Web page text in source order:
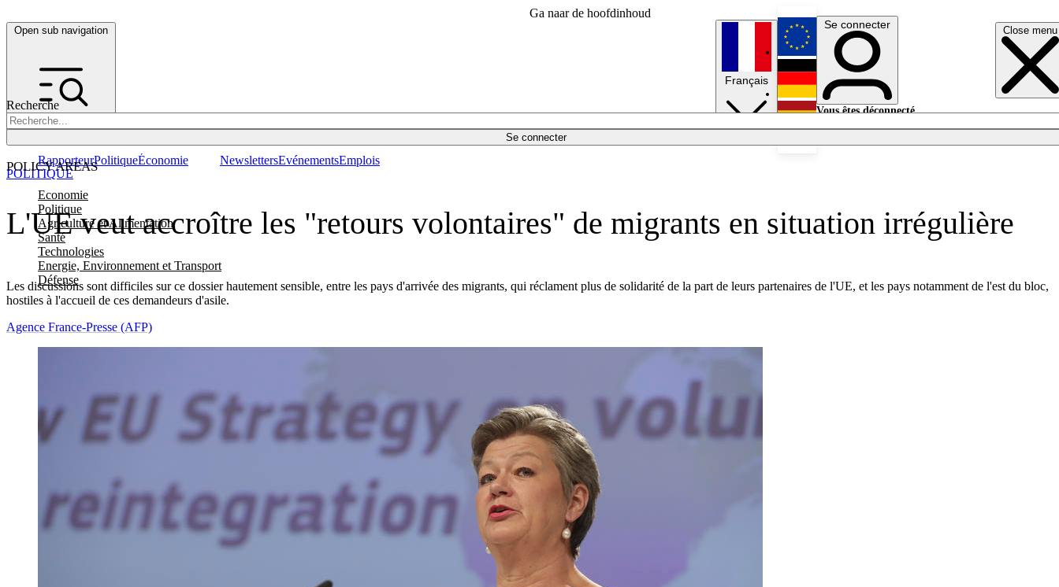
Ga naar de hoofdinhoud
Open sub navigation Close menu
Recherche
Se connecter
POLICY AREAS
Economie
Politique
Agriculture et Alimentation
Santé
Technologies
Energie, Environnement et Transport
Défense
RapporteurPolitiqueÉconomie NewslettersEvénementsEmplois
Français
English
Deutsch
Se connecter
Vous êtes déconnecté.
L'UE veut accroître les "retours volontaires" de migrants en situation irrégulière
Les discussions sont difficiles sur ce dossier hautement sensible, entre les pays d'arrivée des migrants, qui réclament plus de solidarité de la part de leurs partenaires de l'UE, et les pays notamment de l'est du bloc,
hostiles à l'accueil de ces demandeurs d'asile.
POLITIQUE
Agence France-Presse (AFP)